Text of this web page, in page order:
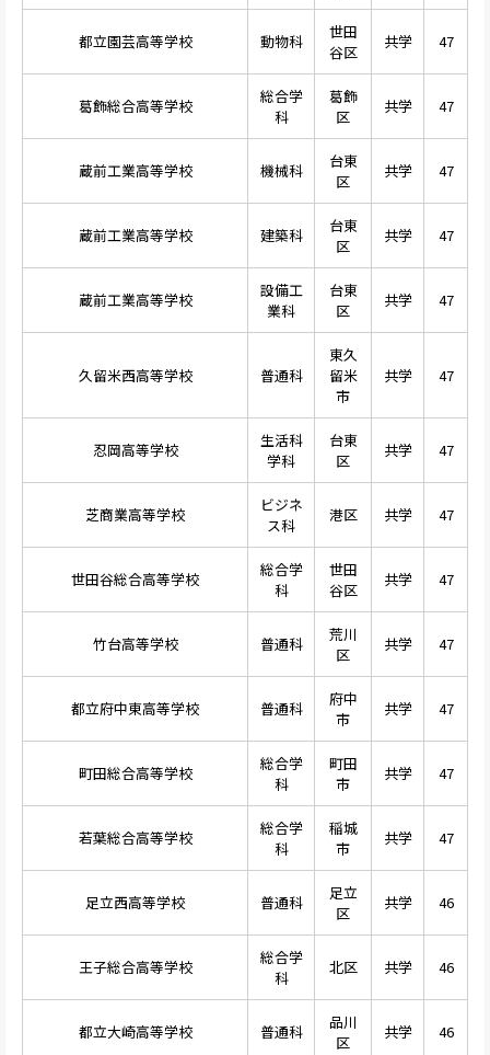
都立園芸高等学校 動物科
世田
谷区
共学 47
葛飾総合高等学校
総合学
科
葛飾
区
共学 47
蔵前工業高等学校 機械科
台東
区
共学 47
蔵前工業高等学校 建築科
台東
区
共学 47
蔵前工業高等学校
設備工
業科
台東
区
共学 47
久留米西高等学校 普通科
東久
留米
市
共学 47
忍岡高等学校
生活科
学科
台東
区
共学 47
芝商業高等学校
ビジネ
ス科
港区 共学 47
世田谷総合高等学校
総合学
科
世田
谷区
共学 47
竹台高等学校 普通科
荒川
区
共学 47
都立府中東高等学校 普通科
府中
市
共学 47
町田総合高等学校
総合学
科
町田
市
共学 47
若葉総合高等学校
総合学
科
稲城
市
共学 47
足立西高等学校 普通科
足立
区
共学 46
王子総合高等学校
総合学
科
北区 共学 46
都立大崎高等学校 普通科
品川
区
共学 46